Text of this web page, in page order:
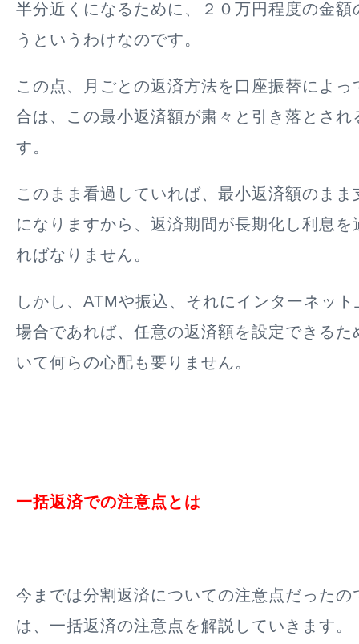
半分近くになるために、２０万円程度の金額
うというわけなのです。
この点、月ごとの返済方法を口座振替によ
合は、この最小返済額が粛々と引き落とされ
す。
このまま看過していれば、最小返済額のま
になりますから、返済期間が長期化し利息
ればなりません。
しかし、ATMや振込、それにインターネッ
場合であれば、任意の返済額を設定できるた
いて何らの心配も要りません。
一括返済での注意点とは
今までは分割返済についての注意点だったの
は、一括返済の注意点を解説していきます。